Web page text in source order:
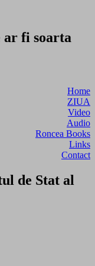
ar fi soarta
Home
ZIUA
Video
Audio
Roncea Books
Links
Contact
de Stat al